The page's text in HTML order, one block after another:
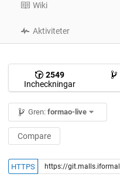
Wiki
Aktiviteter
2549
Incheckningar
Gren: formao-live
Compare
HTTPS